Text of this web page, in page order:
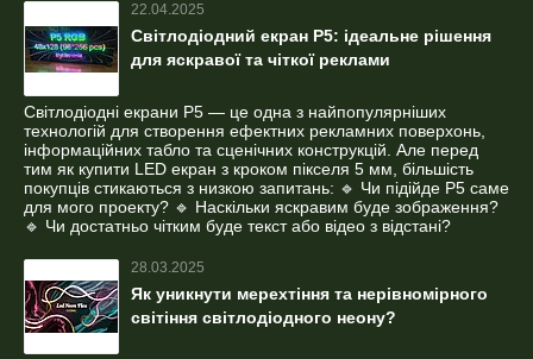
22.04.2025
Світлодіодний екран P5: ідеальне рішення
для яскравої та чіткої реклами
Світлодіодні екрани P5 — це одна з найпопулярніших
технологій для створення ефектних рекламних поверхонь,
інформаційних табло та сценічних конструкцій. Але перед
тим як купити LED екран з кроком пікселя 5 мм, більшість
покупців стикаються з низкою запитань: 🔹 Чи підійде P5 саме
для мого проекту? 🔹 Наскільки яскравим буде зображення?
🔹 Чи достатньо чітким буде текст або відео з відстані?
28.03.2025
Як уникнути мерехтіння та нерівномірного
світіння світлодіодного неону?